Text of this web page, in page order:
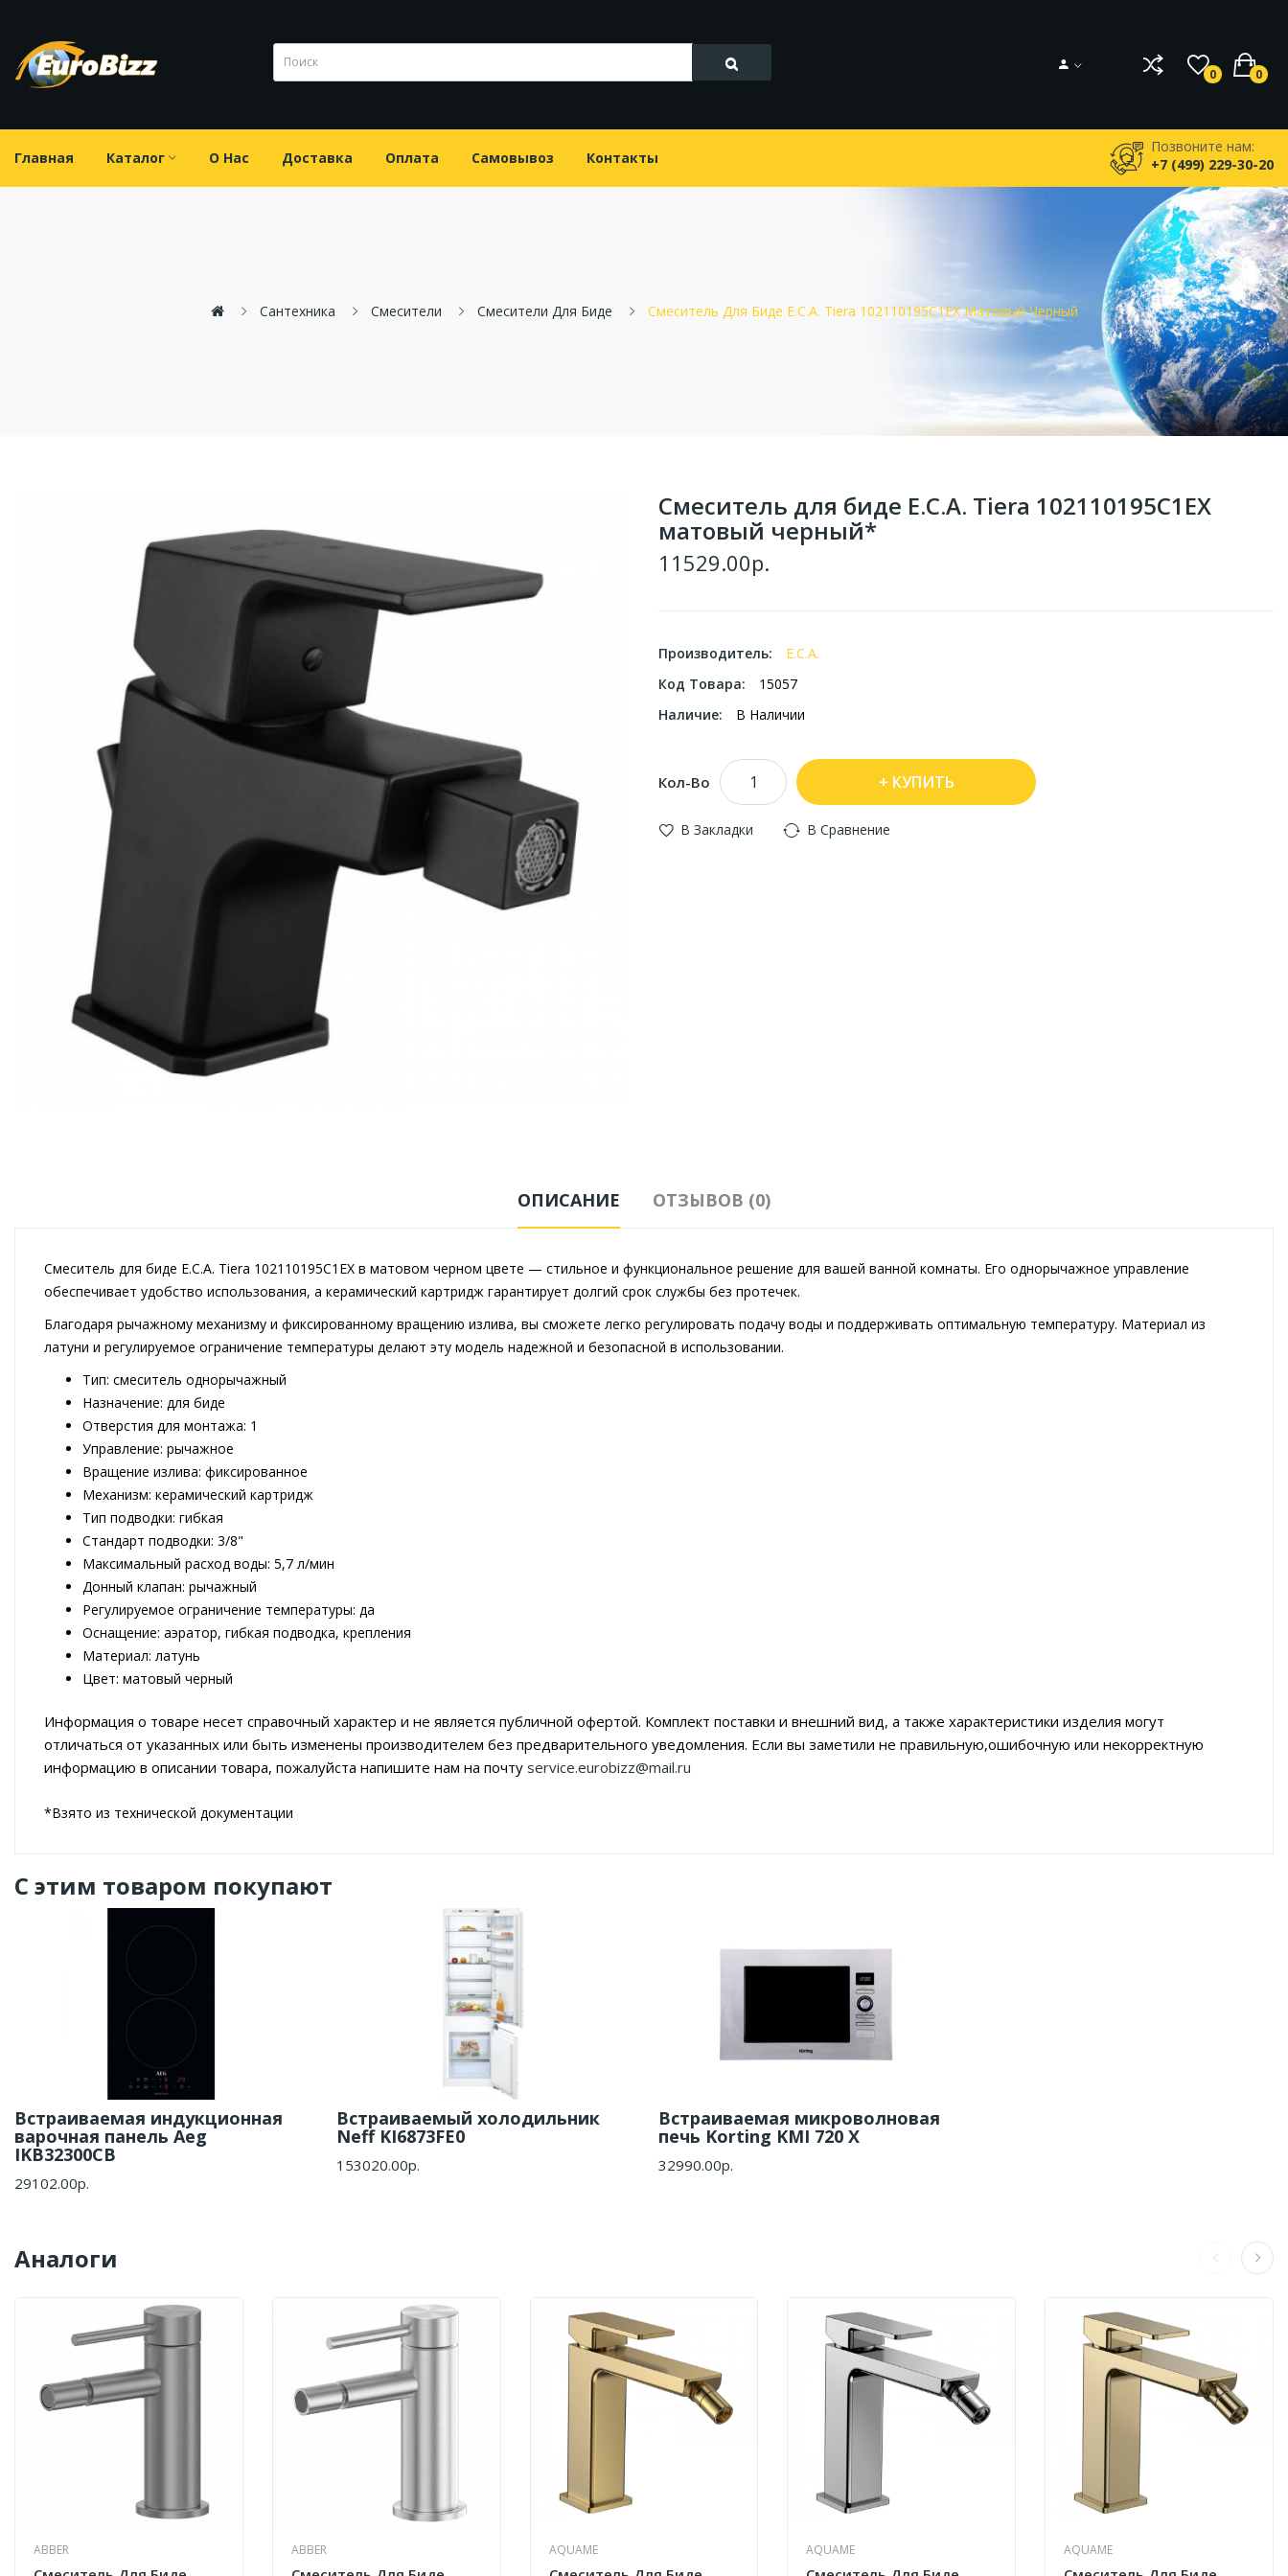
0 0
Главная Каталог О Нас Доставка Оплата Самовывоз Контакты
Позвоните нам:
+7 (499) 229-30-20
Сантехника Смесители Смесители Для Биде Смеситель Для Биде E.C.A. Tiera 102110195C1EX Матовый Черный
Смеситель для биде E.C.A. Tiera 102110195C1EX
матовый черный*
11529.00р.
Производитель:
E.C.A.
Код Товара:
15057
Наличие:
В Наличии
Кол-Во КУПИТЬ
В Закладки В Сравнение
ОПИСАНИЕ ОТЗЫВОВ (0)
Смеситель для биде E.C.A. Tiera 102110195C1EX в матовом черном цвете — стильное и функциональное решение для вашей ванной комнаты. Его однорычажное управление
обеспечивает удобство использования, а керамический картридж гарантирует долгий срок службы без протечек.
Благодаря рычажному механизму и фиксированному вращению излива, вы сможете легко регулировать подачу воды и поддерживать оптимальную температуру. Материал из
латуни и регулируемое ограничение температуры делают эту модель надежной и безопасной в использовании.
Тип: смеситель однорычажный
Назначение: для биде
Отверстия для монтажа: 1
Управление: рычажное
Вращение излива: фиксированное
Механизм: керамический картридж
Тип подводки: гибкая
Стандарт подводки: 3/8"
Максимальный расход воды: 5,7 л/мин
Донный клапан: рычажный
Регулируемое ограничение температуры: да
Оснащение: аэратор, гибкая подводка, крепления
Материал: латунь
Цвет: матовый черный
Информация о товаре несет справочный характер и не является публичной офертой. Комплект поставки и внешний вид, а также характеристики изделия могут
отличаться от указанных или быть изменены производителем без предварительного уведомления. Если вы заметили не правильную,ошибочную или некорректную
информацию в описании товара, пожалуйста напишите нам на почту service.eurobizz@mail.ru
*Взято из технической документации
С этим товаром покупают
Встраиваемая индукционная
варочная панель Aeg
IKB32300CB
29102.00р.
Встраиваемый холодильник
Neff KI6873FE0
153020.00р.
Встраиваемая микроволновая
печь Korting KMI 720 X
32990.00р.
Аналоги
ABBER ABBER AQUAME AQUAME AQUAME